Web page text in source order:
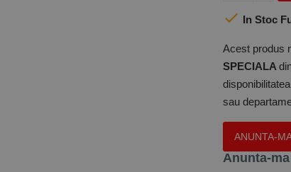
 In Stoc
Acest produs
SPECIALA
sau
ANUNTA-
Anunta-